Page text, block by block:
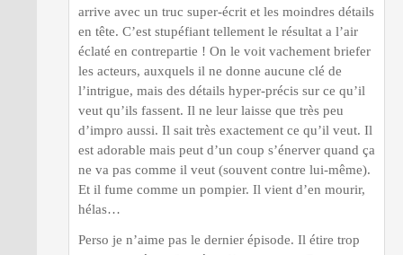
arrive avec un truc super-écrit et les moindres détails
en tête. C’est stupéfiant tellement le résultat a l’air
éclaté en contrepartie ! On le voit vachement briefer
les acteurs, auxquels il ne donne aucune clé de
l’intrigue, mais des détails hyper-précis sur ce qu’il
veut qu’ils fassent. Il ne leur laisse que très peu
d’impro aussi. Il sait très exactement ce qu’il veut. Il
est adorable mais peut d’un coup s’énerver quand ça
ne va pas comme il veut (souvent contre lui-même).
Et il fume comme un pompier. Il vient d’en mourir,
hélas…
Perso je n’aime pas le dernier épisode. Il étire trop